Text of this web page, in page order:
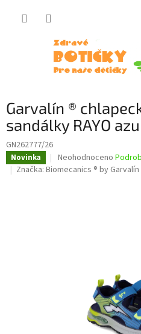
Garvalín ®
sandálky RAYO
GN262777/26
Novinka
Průměrné
hodnocení
Neohodnoceno
Značka: Biomecanics ® by Garvalín